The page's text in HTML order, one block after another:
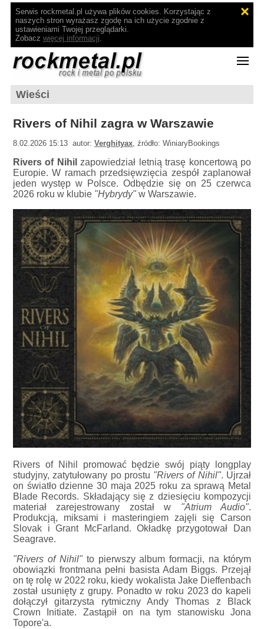
Serwis rockmetal.pl używa plików cookies. Korzystając z
naszych stron wyrażasz zgodę na ich użycie zgodnie z
ustawieniami Twojej przeglądarki.
Zobacz więcej informacji.
Wieści
Rivers of Nihil zagra w Warszawie
8.02.2026 15:13 autor:Verghityax, źródło: WiniaryBookings
Rivers of Nihil zapowiedział letnią trasę koncertową po
Europie. W ramach przedsięwzięcia zespół zaplanował
jeden występ w Polsce. Odbędzie się on 25 czerwca
2026 roku w klubie "Hybrydy"w Warszawie.
Rivers of Nihil promować będzie swój piąty longplay
studyjny, zatytułowany po prostu "Rivers of Nihil". Ujrzał
on światło dzienne 30 maja 2025 roku za sprawą Metal
Blade Records. Składający się z dziesięciu kompozycji
materiał zarejestrowany został w "Atrium Audio".
Produkcją, miksami i masteringiem zajęli się Carson
Slovak i Grant McFarland. Okładkę przygotował Dan
Seagrave.
"Rivers of Nihil"to pierwszy album formacji, na którym
obowiązki frontmana pełni basista Adam Biggs. Przejął
on tę rolę w 2022 roku, kiedy wokalista Jake Dieffenbach
został usunięty z grupy. Ponadto w roku 2023 do kapeli
dołączył gitarzysta rytmiczny Andy Thomas z Black
Crown Initiate. Zastąpił on na tym stanowisku Jona
Topore'a.